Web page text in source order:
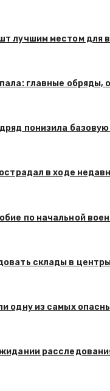
лучшим местом для
главные обряды,
понизила базовую
в ходе
по начальной
склады в
одну из самых